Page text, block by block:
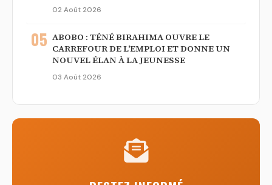
02 Août 2026
05 ABOBO : TÉNÉ BIRAHIMA OUVRE LE
CARREFOUR DE L'EMPLOI ET DONNE UN
NOUVEL ÉLAN À LA JEUNESSE
03 Août 2026